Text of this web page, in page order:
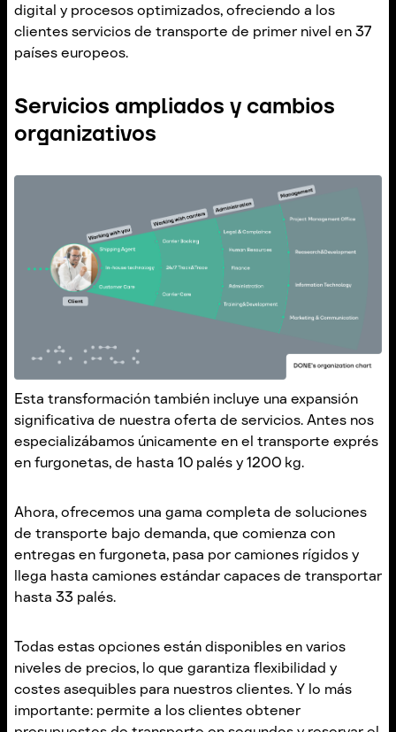
digital y procesos optimizados, ofreciendo a los
clientes servicios de transporte de primer nivel en 37
países europeos.
Servicios ampliados y cambios
organizativos
Esta transformación también incluye una expansión
significativa de nuestra oferta de servicios. Antes nos
especializábamos únicamente en el transporte exprés
en furgonetas, de hasta 10 palés y 1200 kg.
Ahora, ofrecemos una gama completa de soluciones
de transporte bajo demanda, que comienza con
entregas en furgoneta, pasa por camiones rígidos y
llega hasta camiones estándar capaces de transportar
hasta 33 palés.
Todas estas opciones están disponibles en varios
niveles de precios, lo que garantiza flexibilidad y
costes asequibles para nuestros clientes. Y lo más
importante: permite a los clientes obtener